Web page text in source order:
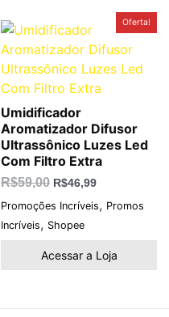
Oferta!
Umidificador
Aromatizador Difusor
Ultrassônico Luzes Led
Com Filtro Extra
R$59,00
preço
era:
R$59,00.
R$46,99
atual
é:
R$46,99.
Promoções Incríveis, Promos
Incríveis, Shopee
Acessar a Loja